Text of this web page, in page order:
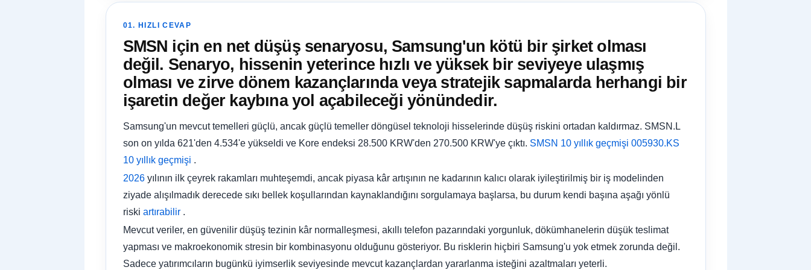
01. HIZLI CEVAP
SMSN için en net düşüş senaryosu, Samsung'un kötü bir şirket olması
değil. Senaryo, hissenin yeterince hızlı ve yüksek bir seviyeye ulaşmış
olması ve zirve dönem kazançlarında veya stratejik sapmalarda herhangi bir
işaretin değer kaybına yol açabileceği yönündedir.
Samsung'un mevcut temelleri güçlü, ancak güçlü temeller döngüsel teknoloji hisselerinde düşüş riskini ortadan kaldırmaz. SMSN.L
son on yılda 621'den 4.534'e yükseldi ve Kore endeksi 28.500 KRW'den 270.500 KRW'ye çıktı. SMSN 10 yıllık geçmişi 005930.KS
10 yıllık geçmişi .
2026yılının ilk çeyrek rakamları muhteşemdi, ancak piyasa kâr artışının ne kadarının kalıcı olarak iyileştirilmiş bir iş modelinden
ziyade alışılmadık derecede sıkı bellek koşullarından kaynaklandığını sorgulamaya başlarsa, bu durum kendi başına aşağı yönlü
riski artırabilir.
Mevcut veriler, en güvenilir düşüş tezinin kâr normalleşmesi, akıllı telefon pazarındaki yorgunluk, dökümhanelerin düşük teslimat
yapması ve makroekonomik stresin bir kombinasyonu olduğunu gösteriyor. Bu risklerin hiçbiri Samsung'u yok etmek zorunda değil.
Sadece yatırımcıların bugünkü iyimserlik seviyesinde mevcut kazançlardan yararlanma isteğini azaltmaları yeterli.